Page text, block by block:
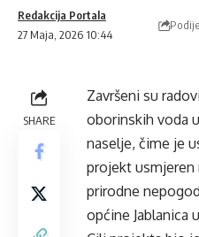
27 Maja, 2026 10:44
Redakcija Portala
SHARE
Završeni su
oborinskih voda
naselje, čime je
projekt usmjeren
prirodne
općine Jablanica